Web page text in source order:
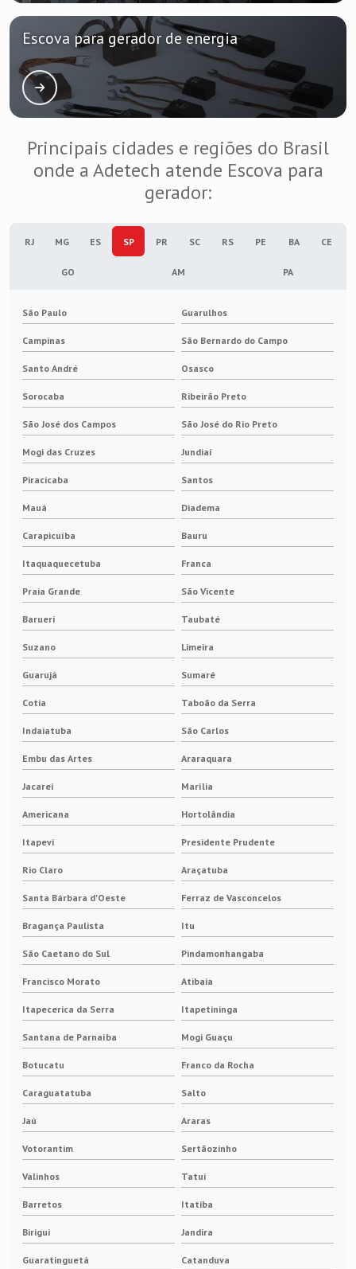
Fábrica de cordoalha de cobre
Fábrica de escovas de carvão
Fábrica de terminais elétricos
Fabricante de escovas de carvão
Isolador para barramento
Mola de pressão constante
Molas para porta escovas
Pantógrafo elétrico
Pino isolador
Porta escova motor cc
Porta escova para anel coletor
Porta escova para motor elétrico
Porta escovas para motores
Reforma de contatos elétricos
Terminal elétrico
Anéis coletores motores elétricos
Anel coletor para gerador
Anel coletor para gerador eólico
Escova de carvão industrial
Escova para gerador
Escova para gerador de energia
Escova para tacogerador
Escovas de carvão onde comprar
Escovas para anel coletor
Anel coletor porta escova
Isoladores elétricos baixa tensão
Escova para gerador de energia
Principais cidades e regiões do Brasil
onde a Adetech atende Escova para
gerador:
RJ MG ES SP PR SC RS PE BA CE
GO AM PA
São Paulo Guarulhos
Campinas São Bernardo do Campo
Santo André Osasco
Sorocaba Ribeirão Preto
São José dos Campos São José do Rio Preto
Mogi das Cruzes Jundiaí
Piracicaba Santos
Mauá Diadema
Carapicuíba Bauru
Itaquaquecetuba Franca
Praia Grande São Vicente
Barueri Taubaté
Suzano Limeira
Guarujá Sumaré
Cotia Taboão da Serra
Indaiatuba São Carlos
Embu das Artes Araraquara
Jacareí Marília
Americana Hortolândia
Itapevi Presidente Prudente
Rio Claro Araçatuba
Santa Bárbara d'Oeste Ferraz de Vasconcelos
Bragança Paulista Itu
São Caetano do Sul Pindamonhangaba
Francisco Morato Atibaia
Itapecerica da Serra Itapetininga
Santana de Parnaíba Mogi Guaçu
Botucatu Franco da Rocha
Caraguatatuba Salto
Jaú Araras
Votorantim Sertãozinho
Valinhos Tatuí
Barretos Itatiba
Birigui Jandira
Guaratinguetá Catanduva